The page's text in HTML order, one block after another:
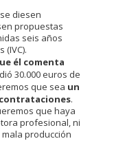
diesen
propuestas
seis años
él comenta
30.000 euros de
que sea un
.
que haya
profesional, ni
producción